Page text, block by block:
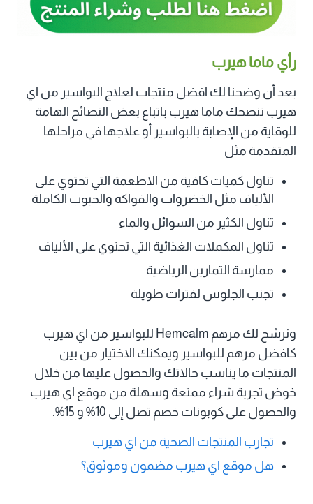
رأي ماما هيرب
بعد أن وضحنا لك افضل منتجات لعلاج البواسير من اي
هيرب تنصحك ماما هيرب باتباع بعض النصائح الهامة
للوقاية من الإصابة بالبواسير أو علاجها في مراحلها
المتقدمة مثل
تناول كميات كافية من الاطعمة التي تحتوي على
الألياف مثل الخضروات والفواكه والحبوب الكاملة
تناول الكثير من السوائل والماء
تناول المكملات الغذائية التي تحتوي على الألياف
ممارسة التمارين الرياضية
تجنب الجلوس لفترات طويلة
ونرشح لك مرهم Hemcalm للبواسير من اي هيرب
كافضل مرهم للبواسير ويمكنك الاختيار من بين
المنتجات ما يناسب حالاتك والحصول عليها من خلال
خوض تجربة شراء ممتعة وسهلة من موقع اي هيرب
والحصول على كوبونات خصم تصل إلى 10% و 15%.
تجارب المنتجات الصحية من اي هيرب
هل موقع اي هيرب مضمون وموثوق؟